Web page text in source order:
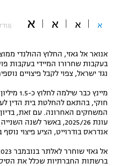
תקנון עבור פעילות אלקטרה
תקנון עבור פעילות ספורט 1 – "מרלן"
תנאי שימוש
מדיניות פרטיות
פוטבול אמריקאי NFL
ספורט אתגרי ואקסטרים
אומנויות לחימה
גיימינג E-Sports
א א א א
אנואר אל גאזי, החלוץ ההולנדי
בעקבות שחרורו המיידי בעקבות
נגד ישראל, צפוי לקבל פיצויים
מיינץ
חוקי, בהתאם להחלטת בית הדין
המשחקים האחרונה. עם זאת,
עונת 2025/26, באשר
אנדראס בודרוייט, הציע פיצוי נוסף בסך כ-800
ברשתות החברתיות שכלל את